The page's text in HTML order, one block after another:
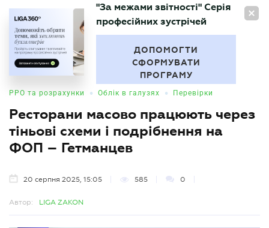
UA
БУХГАЛТЕР
"За межами звітності" Серія
професійних зустрічей
ДОПОМОГТИ
СФОРМУВАТИ
ПРОГРАМУ
РРО та розрахунки • Облік в галузях • Перевірки
Ресторани масово працюють через
тіньові схеми і подрібнення на
ФОП – Гетманцев
20 серпня 2025, 15:05 585 0
Автор: LIGA ZAKON